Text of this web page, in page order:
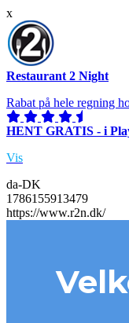
x
Restaurant 2 Night
Rabat på hele regning
HENT GRATIS - i
Vis
da-DK
1786155913479
https://www.r2n.dk/